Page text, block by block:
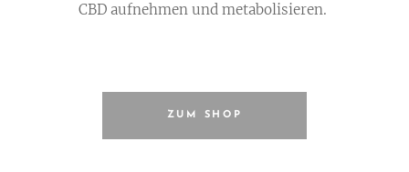
CBD aufnehmen und metabolisieren.
ZUM SHOP